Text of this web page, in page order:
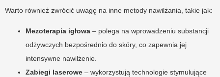
Warto również zwrócić uwagę na inne metody nawilżania, takie jak:
Mezoterapia igłowa – polega na wprowadzeniu substancji
odżywczych bezpośrednio do skóry, co zapewnia jej
intensywne nawilżenie.
Zabiegi laserowe – wykorzystują technologie stymulujące